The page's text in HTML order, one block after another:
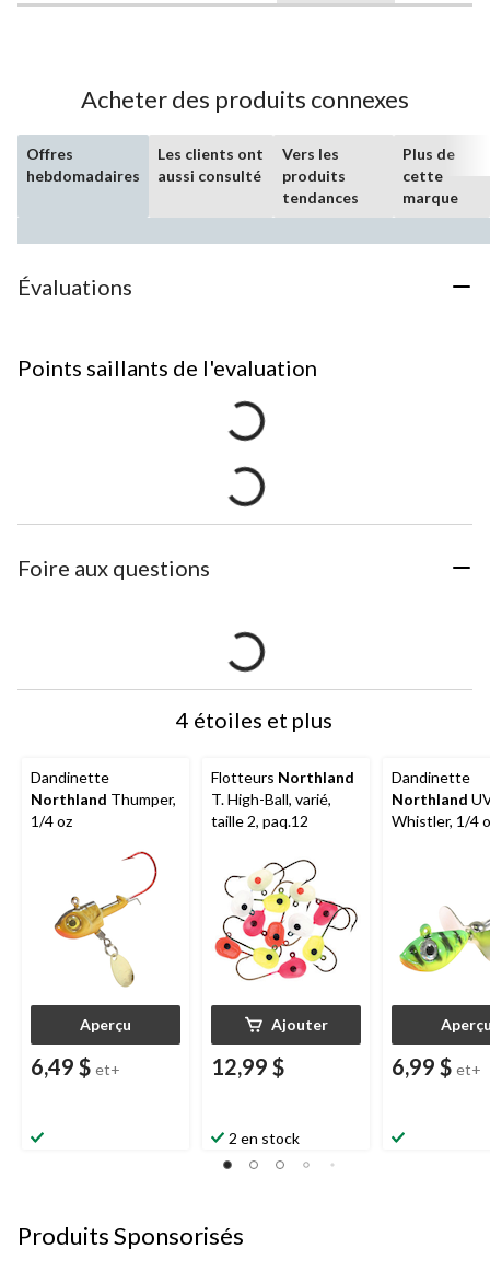
Acheter des produits connexes
Offres
hebdomadaires
Les clients ont
aussi consulté
Vers les
produits
tendances
Plus de
cette
marque
Évaluations
Points saillants de l'evaluation
Foire aux questions
4 étoiles et plus
Dandinette
Northland Thumper,
1/4 oz
Aperçu
6,49 $ et+
Flotteurs Northland
T. High-Ball, varié,
taille 2, paq.12
Ajouter
12,99 $
2 en stock
Dandinette
Northland
Whistler, 1/4
6,99 $ et+
Produits Sponsorisés